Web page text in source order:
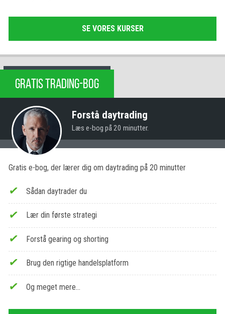
SE VORES KURSER
GRATIS TRADING-BOG
Forstå daytrading
Læs e-bog på 20 minutter.
Gratis e-bog, der lærer dig om daytrading på 20 minutter
Sådan daytrader du
Lær din første strategi
Forstå gearing og shorting
Brug den rigtige handelsplatform
Og meget mere…